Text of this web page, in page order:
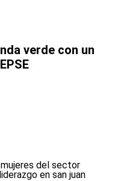
verde con un